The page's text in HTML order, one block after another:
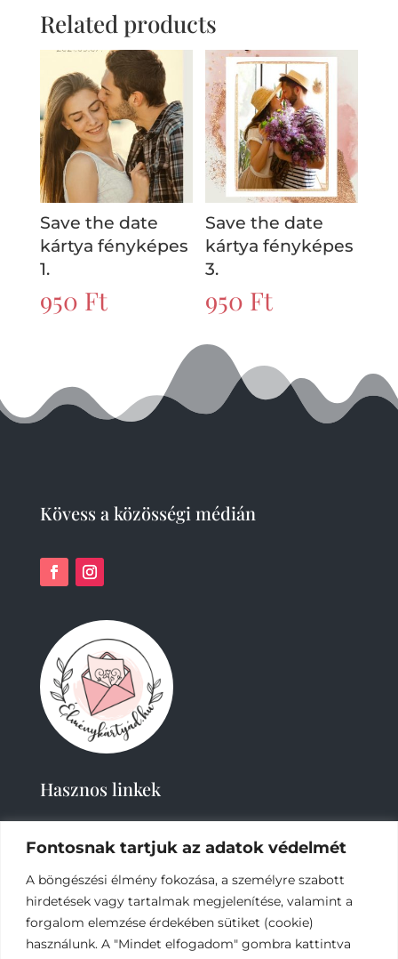
Fontosnak tartjuk az adatok védelmét
A böngészési élmény fokozása, a személyre szabott
hirdetések vagy tartalmak megjelenítése, valamint a
forgalom elemzése érdekében sütiket (cookie)
használunk. A "Mindet elfogadom" gombra kattintva
Related products
Save the date
kártya fényképes
1.
950 Ft
Save the date
kártya fényképes
3.
950 Ft
Kövess a közösségi médián
Hasznos linkek
2019-2023 – Élménykártyád-Nagy Tímea © Minden